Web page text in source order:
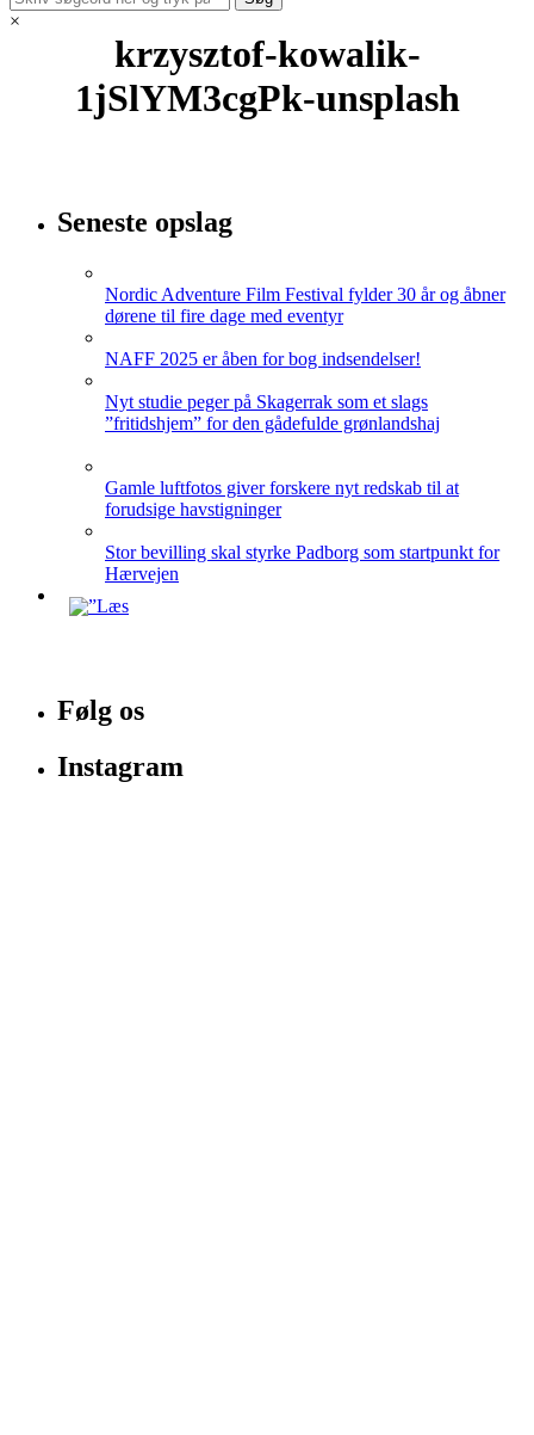
×
krzysztof-kowalik-
1jSlYM3cgPk-unsplash
Seneste opslag
Nordic Adventure Film Festival fylder 30 år og åbner
dørene til fire dage med eventyr
NAFF 2025 er åben for bog indsendelser!
Nyt studie peger på Skagerrak som et slags
”fritidshjem” for den gådefulde grønlandshaj
Gamle luftfotos giver forskere nyt redskab til at
forudsige havstigninger
Stor bevilling skal styrke Padborg som startpunkt for
Hærvejen
Følg os
Instagram